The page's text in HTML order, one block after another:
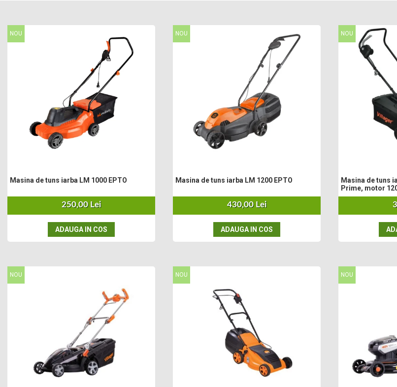
Fierăstrău de mână
Gama Gazon
Tăvălugi pentru gazon
Utilaje Agricole
Motocositori
Motopompe
Mașini hidraulice de despicat lemne
Plug de scos cartofi
NOU
Masina de tuns iarba LM 1000 EPTO
250,00 Lei
ADAUGA IN COS
NOU
Masina de tuns iarba LM 1200 EPTO
430,00 Lei
ADAUGA IN COS
NOU
Masina de tuns
Prime, motor
NOU NOU NOU